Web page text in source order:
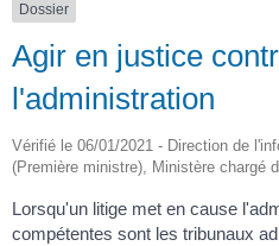
Dossier
Agir en justice
l'administration
Vérifié le 06/01/2021 - Direction de
(Première ministre), Ministère chargé
Lorsqu'un litige met en cause
compétentes sont les tribunaux